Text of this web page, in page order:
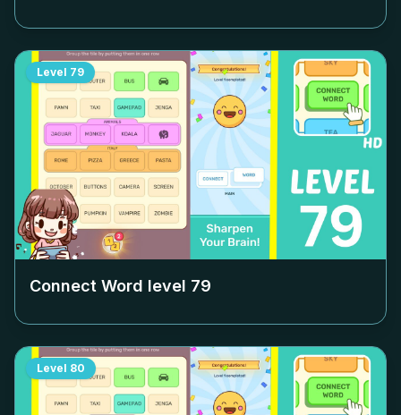
Level 79
Connect Word level 79
Level 80